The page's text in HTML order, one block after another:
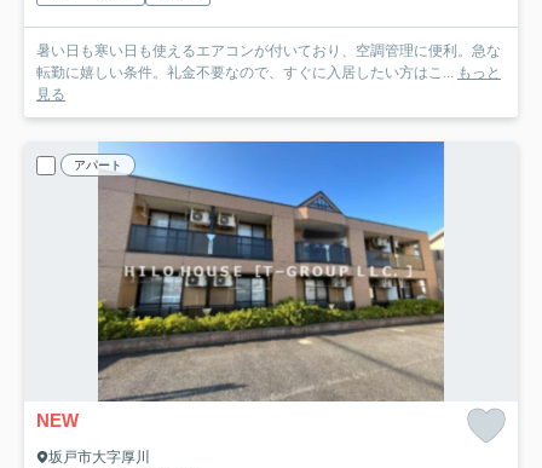
暑い日も寒い日も使えるエアコンが付いており、空調管理に便利。急な
転勤に嬉しい条件。礼金不要なので、すぐに入居したい方はこ...
もっと
見る
アパート
NEW
坂戸市大字厚川